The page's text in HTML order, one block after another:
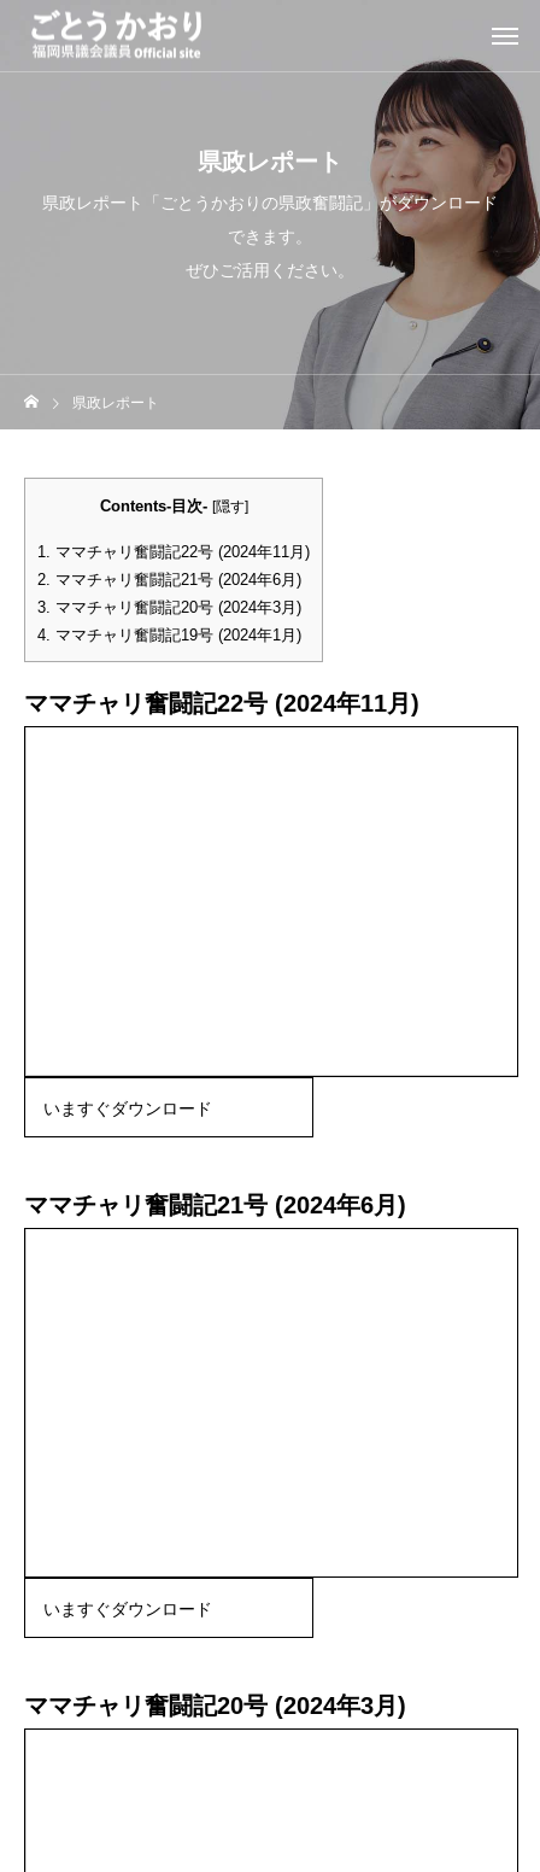
県政レポート
県政レポート「ごとうかおりの県政奮闘記」がダウンロード
できます。
ぜひご活用ください。
県政レポート
Contents-目次- [隠す]
1. ママチャリ奮闘記22号 (2024年11月)
2. ママチャリ奮闘記21号 (2024年6月)
3. ママチャリ奮闘記20号 (2024年3月)
4. ママチャリ奮闘記19号 (2024年1月)
ママチャリ奮闘記22号 (2024年11月)
いますぐダウンロード
ママチャリ奮闘記21号 (2024年6月)
いますぐダウンロード
ママチャリ奮闘記20号 (2024年3月)